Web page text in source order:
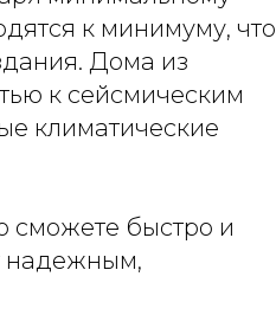
к минимуму, что
Дома из
к сейсмическим
климатические
сможете быстро и
надежным,